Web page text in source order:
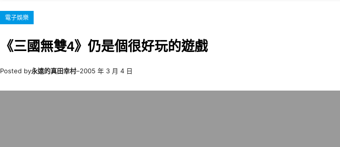
電子娛樂
《三國無雙4》仍是個很好玩的遊戲
Posted by永遠的真田幸村–2005 年 3 月 4 日